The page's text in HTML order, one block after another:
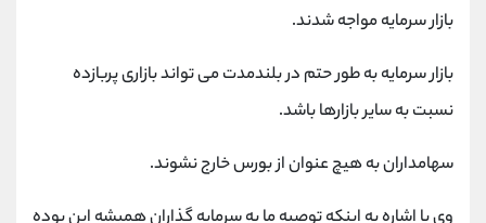
بازار سرمایه مواجه شدند.
بازار سرمایه به طور حتم در بلندمدت می تواند بازاری پربازده
نسبت به سایر بازارها باشد.
سهامداران به هیچ عنوان از بورس خارج نشوند.